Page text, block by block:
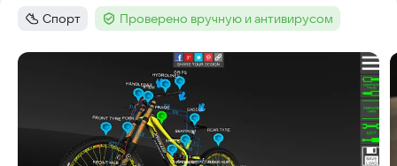
Категория
Спорт Тег :Проверено вручную и антивирусом
Скриншоты